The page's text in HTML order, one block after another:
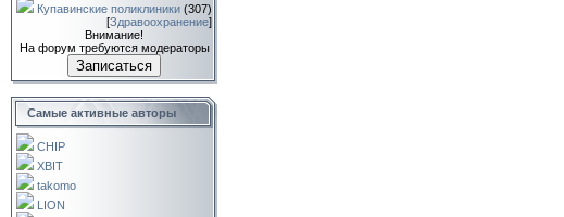
Купавинские поликлиники (307)
[Здравоохранение]
Внимание!
На форум требуются модераторы
Записаться
Самые активные авторы
CHIP
XBIT
takomo
LION